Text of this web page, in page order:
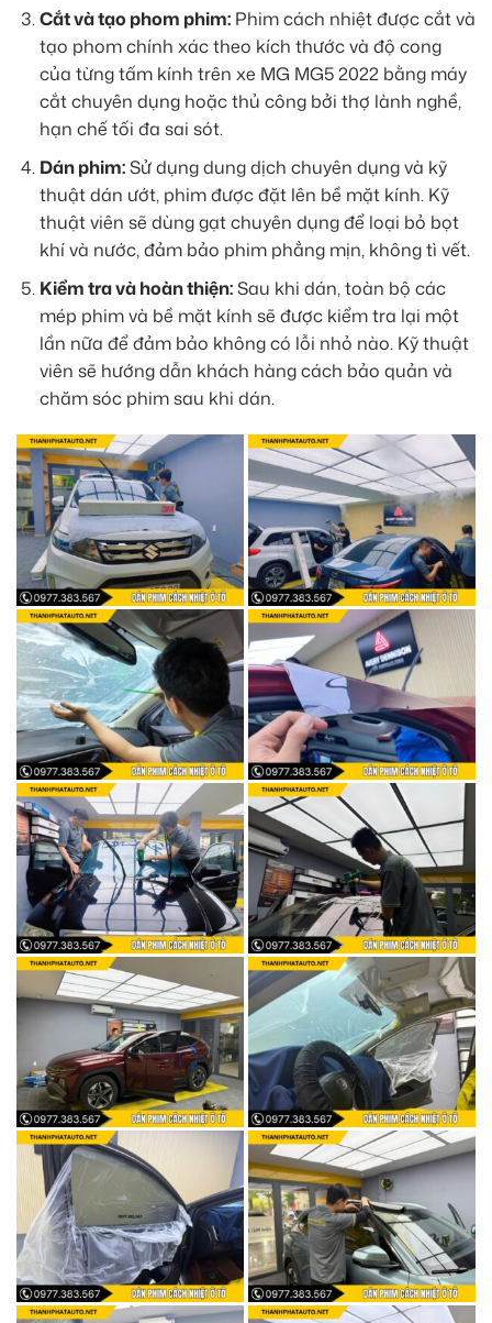
Cắt và tạo phom phim:Phim cách nhiệt được cắt và
tạo phom chính xác theo kích thước và độ cong
của từng tấm kính trên xe MG MG5 2022 bằng máy
cắt chuyên dụng hoặc thủ công bởi thợ lành nghề,
hạn chế tối đa sai sót.
Dán phim:Sử dụng dung dịch chuyên dụng và kỹ
thuật dán ướt, phim được đặt lên bề mặt kính. Kỹ
thuật viên sẽ dùng gạt chuyên dụng để loại bỏ bọt
khí và nước, đảm bảo phim phẳng mịn, không tì vết.
Kiểm tra và hoàn thiện:Sau khi dán, toàn bộ các
mép phim và bề mặt kính sẽ được kiểm tra lại một
lần nữa để đảm bảo không có lỗi nhỏ nào. Kỹ thuật
viên sẽ hướng dẫn khách hàng cách bảo quản và
chăm sóc phim sau khi dán.